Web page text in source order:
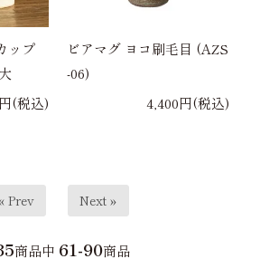
ップ
(税込)
ビアマグ ヨコ刷毛目 (AZS
-06)
4,400円(税込)
Prev Next »
商品中 61-90商品